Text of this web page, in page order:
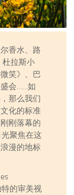
香水、路
杜拉斯小
笑》、巴
会……如
那么我们
化的标准
刚落幕的
聚焦在这
漫的地标
特的审美视